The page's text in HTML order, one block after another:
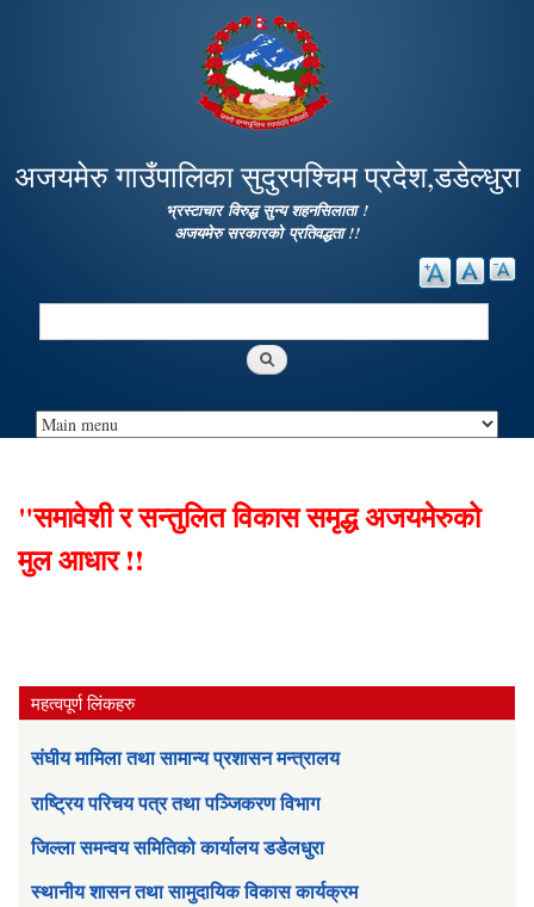
main
content
अजयमेरु गाउँपालिका सुदुरपश्चिम प्रदेश,डडेल्धुरा
भ्रस्टाचार विरुद्ध सुन्य शहनसिलाता !
अजयमेरु सरकारको प्रतिवद्धता !!
Search
"समावेशी र सन्तुलित विकास समृद्ध अजयमेरुको
मुल आधार !!
महत्वपूर्ण लिंकहरु
संघीय मामिला तथा सामान्य प्रशासन मन्त्रालय
राष्ट्रिय परिचय पत्र तथा पञ्जिकरण विभाग
जिल्ला समन्वय समितिको कार्यालय डडेलधुरा
स्थानीय शासन तथा सामुदायिक विकास कार्यक्रम